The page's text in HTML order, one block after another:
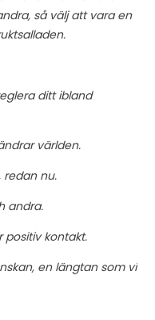
så välj att vara en
ditt ibland
världen.
redan nu.
andra.
positiv kontakt.
en längtan som vi